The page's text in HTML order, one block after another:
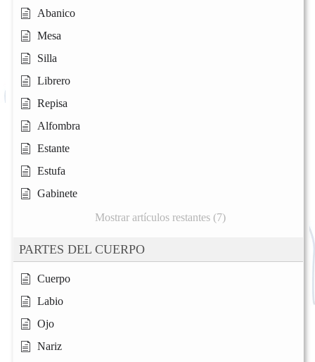
Abanico
Mesa
Silla
Librero
Repisa
Alfombra
Estante
Estufa
Gabinete
Mostrar artículos restantes (7)
PARTES DEL CUERPO
Cuerpo
Labio
Ojo
Nariz